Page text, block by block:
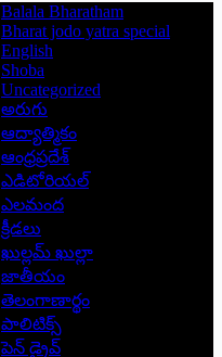
Balala Bharatham
Bharat jodo yatra special
English
Shoba
Uncategorized
అరుగు
ఆద్యాత్మికం
ఆంధ్రప్రదేశ్
ఎడిటోరియల్
ఎలమంద
క్రీడలు
ఖుల్లమ్ ఖుల్లా
జాతీయం
తెలంగాణార్థం
పాలిటిక్స్
పెన్ డ్రైవ్